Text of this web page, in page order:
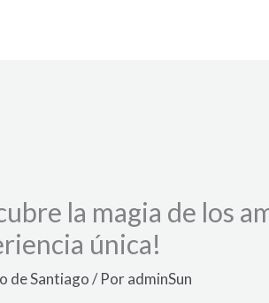
la magia de los
única!
de Santiago/ PoradminSun